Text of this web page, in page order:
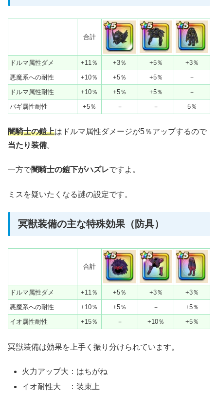
合計
ドルマ属性ダメ +11％ +3％ +5％
+3％
悪魔系への耐性
+10％ +5％ +5％
－
ドルマ属性耐性
+10％ +5％ +5％
－
バギ属性耐性
+5％ － － 5％
闇騎士の鎧上はドルマ属性ダメージが5％アップするので
当たり装備。
一方で闇騎士の鎧下がハズレですよ。
ミスを疑いたくなる謎の設定です。
冥獣装備の主な特殊効果（防具）
合計
ドルマ属性ダメ +11％ +5％ +3％
+3％
悪魔系への耐性
+10％ +5％ －
+5％
イオ属性耐性
+15％ － +10％ +5％
冥獣装備は効果を上手く振り分けられています。
火力アップ大：はちがね
イオ耐性大 ：装束上